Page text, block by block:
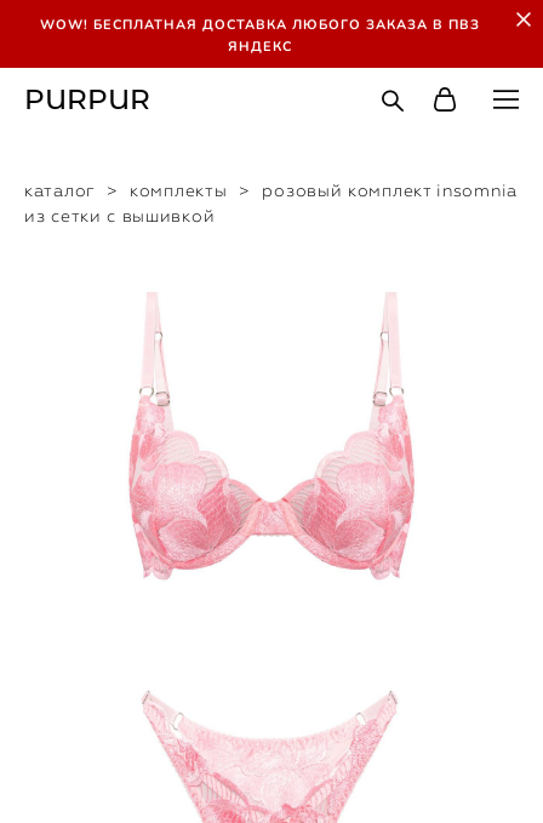
WOW! БЕСПЛАТНАЯ ДОСТАВКА ЛЮБОГО ЗАКАЗА В ПВЗ
ЯНДЕКС
PURPUR
каталог > комплекты >
розовый комплект insomnia
из сетки с вышивкой